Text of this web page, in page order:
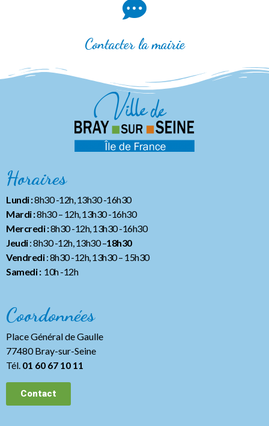
Contacter la mairie
Horaires
Lundi :8h30 -12h, 13h30 -16h30
Mardi :8h30 – 12h, 13h30 -16h30
Mercredi :8h30 -12h, 13h30 -16h30
Jeudi: 8h30 -12h, 13h30 –18h30
Vendredi: 8h30 -12h, 13h30– 15h30
Samedi :10h -12h
Coordonnées
Place Général de Gaulle
77480 Bray-sur-Seine
Tél. 01 60 67 10 11
Contact